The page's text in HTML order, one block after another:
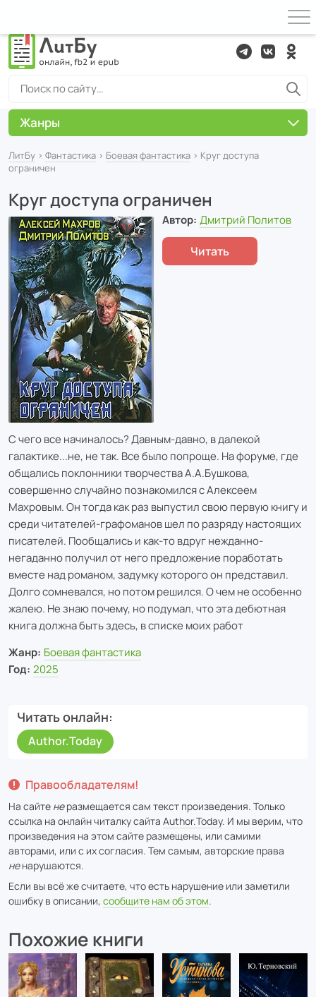
ЛитБу › Фантастика › Боевая фантастика › Круг доступа
ограничен
Круг доступа ограничен
Автор: Дмитрий Политов
Читать
С чего все начиналось? Давным-давно, в далекой
галактике...не, не так. Все было попроще. На форуме, где
общались поклонники творчества А.А.Бушкова,
совершенно случайно познакомился с Алексеем
Махровым. Он тогда как раз выпустил свою первую книгу и
среди читателей-графоманов шел по разряду настоящих
писателей. Пообщались и как-то вдруг нежданно-
негаданно получил от него предложение поработать
вместе над романом, задумку которого он представил.
Долго сомневался, но потом решился. О чем не особенно
жалею. Не знаю почему, но подумал, что эта дебютная
книга должна быть здесь, в списке моих работ
Жанр: Боевая фантастика
Год: 2025
Читать онлайн
Author.Today
Правообладателям!
На сайте неразмещается сам текст произведения. Только
ссылка на онлайн читалку сайта Author.Today. И мы верим, что
произведения на этом сайте размещены, или самими
авторами, или с их согласия. Тем самым, авторские права
ненарушаются.
Если вы всё же считаете, что есть нарушение или заметили
ошибку в описании, сообщите нам об этом.
Похожие книги
Жанры